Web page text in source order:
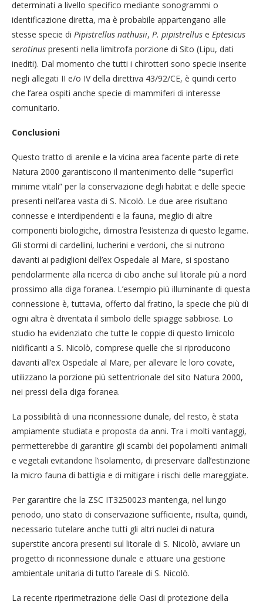
determinati a livello specifico mediante sonogrammi o
identificazione diretta, ma è probabile appartengano alle
stesse specie di Pipistrellus nathusii, P. pipistrellus e Eptesicus
serotinus presenti nella limitrofa porzione di Sito (Lipu, dati
inediti). Dal momento che tutti i chirotteri sono specie inserite
negli allegati II e/o IV della direttiva 43/92/CE, è quindi certo
che l’area ospiti anche specie di mammiferi di interesse
comunitario.
Conclusioni
Questo tratto di arenile e la vicina area facente parte di rete
Natura 2000 garantiscono il mantenimento delle “superfici
minime vitali” per la conservazione degli habitat e delle specie
presenti nell’area vasta di S. Nicolò. Le due aree risultano
connesse e interdipendenti e la fauna, meglio di altre
componenti biologiche, dimostra l’esistenza di questo legame.
Gli stormi di cardellini, lucherini e verdoni, che si nutrono
davanti ai padiglioni dell’ex Ospedale al Mare, si spostano
pendolarmente alla ricerca di cibo anche sul litorale più a nord
prossimo alla diga foranea. L’esempio più illuminante di questa
connessione è, tuttavia, offerto dal fratino, la specie che più di
ogni altra è diventata il simbolo delle spiagge sabbiose. Lo
studio ha evidenziato che tutte le coppie di questo limicolo
nidificanti a S. Nicolò, comprese quelle che si riproducono
davanti all’ex Ospedale al Mare, per allevare le loro covate,
utilizzano la porzione più settentrionale del sito Natura 2000,
nei pressi della diga foranea.
La possibilità di una riconnessione dunale, del resto, è stata
ampiamente studiata e proposta da anni. Tra i molti vantaggi,
permetterebbe di garantire gli scambi dei popolamenti animali
e vegetali evitandone l’isolamento, di preservare dall’estinzione
la micro fauna di battigia e di mitigare i rischi delle mareggiate.
Per garantire che la ZSC IT3250023 mantenga, nel lungo
periodo, uno stato di conservazione sufficiente, risulta, quindi,
necessario tutelare anche tutti gli altri nuclei di natura
superstite ancora presenti sul litorale di S. Nicolò, avviare un
progetto di riconnessione dunale e attuare una gestione
ambientale unitaria di tutto l’areale di S. Nicolò.
La recente riperimetrazione delle Oasi di protezione della